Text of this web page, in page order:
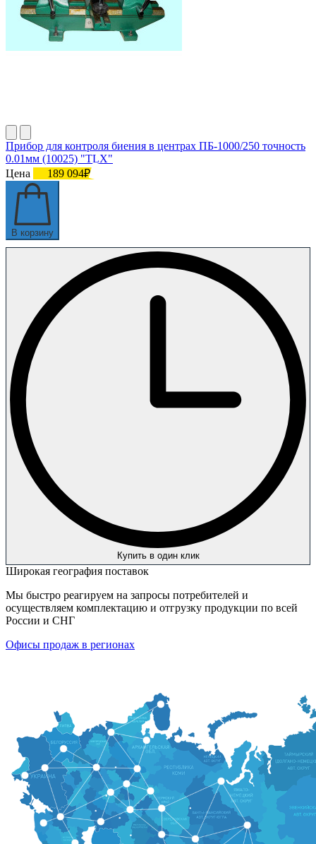
Прибор для контроля биения в центрах ПБ-1000/250 точность
0.01мм (10025) "TLX"
Цена
189 094₽
В корзину
Купить в один клик
Широкая география поставок
Мы быстро реагируем на запросы потребителей и
осуществляем комплектацию и отгрузку продукции по всей
России и СНГ
Офисы продаж в регионах